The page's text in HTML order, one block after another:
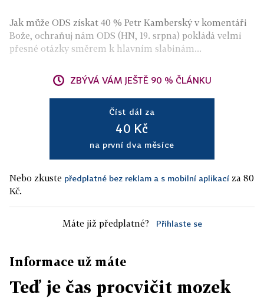
Jak může ODS získat 40 % Petr Kamberský v komentáři
Bože, ochraňuj nám ODS (HN, 19. srpna) pokládá velmi
přesné otázky směrem k hlavním slabinám...
ZBÝVÁ VÁM JEŠTĚ 90 % ČLÁNKU
Číst dál za
40 Kč
na první dva měsíce
Nebo zkuste předplatné bez reklam a s mobilní aplikací za 80
Kč.
Máte již předplatné? Přihlaste se
Informace už máte
Teď je čas procvičit mozek